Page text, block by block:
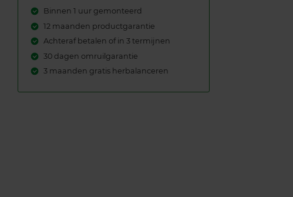
Binnen 1 uur gemonteerd
12 maanden productgarantie
Achteraf betalen of in 3 termijnen
30 dagen omruilgarantie
3 maanden gratis herbalanceren